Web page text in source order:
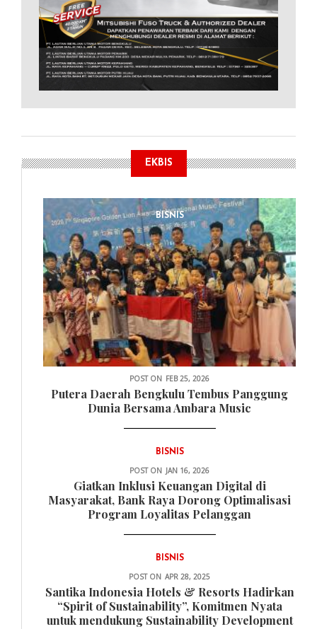
EKBIS
BISNIS
POST ON FEB 25, 2026
Putera Daerah Bengkulu Tembus Panggung
Dunia Bersama Ambara Music
BISNIS
POST ON JAN 16, 2026
Giatkan Inklusi Keuangan Digital di
Masyarakat, Bank Raya Dorong Optimalisasi
Program Loyalitas Pelanggan
BISNIS
POST ON APR 28, 2025
Santika Indonesia Hotels & Resorts Hadirkan
“Spirit of Sustainability”, Komitmen Nyata
untuk mendukung Sustainability Development